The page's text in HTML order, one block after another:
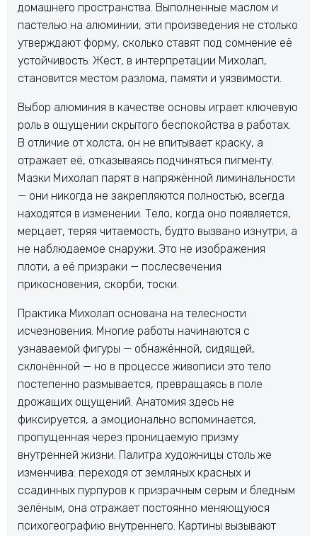
домашнего пространства. Выполненные маслом и
пастелью на алюминии, эти произведения не столько
утверждают форму, сколько ставят под сомнение её
устойчивость. Жест, в интерпретации Михолап,
становится местом разлома, памяти и уязвимости.
Выбор алюминия в качестве основы играет ключевую
роль в ощущении скрытого беспокойства в работах.
В отличие от холста, он не впитывает краску, а
отражает её, отказываясь подчиняться пигменту.
Мазки Михолап парят в напряжённой лиминальности
— они никогда не закрепляются полностью, всегда
находятся в изменении. Тело, когда оно появляется,
мерцает, теряя читаемость, будто вызвано изнутри, а
не наблюдаемое снаружи. Это не изображения
плоти, а её призраки — послесвечения
прикосновения, скорби, тоски.
Практика Михолап основана на телесности
исчезновения. Многие работы начинаются с
узнаваемой фигуры — обнажённой, сидящей,
склонённой — но в процессе живописи это тело
постепенно размывается, превращаясь в поле
дрожащих ощущений. Анатомия здесь не
фиксируется, а эмоционально вспоминается,
пропущенная через проницаемую призму
внутренней жизни. Палитра художницы столь же
изменчива: переходя от земляных красных и
ссадинных пурпуров к призрачным серым и бледным
зелёным, она отражает постоянно меняющуюся
психогеографию внутреннего. Картины вызывают